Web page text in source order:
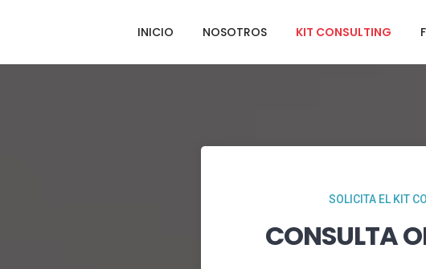
INICIO NOSOTROS KIT CONSULTING
SOLICITA EL KIT
CONSULTA